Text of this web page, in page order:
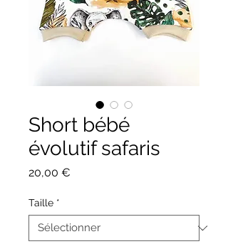
Short bébé
évolutif safaris
20,00 €
Taille *